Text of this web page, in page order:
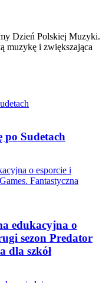
Dzień Polskiej Muzyki.
muzykę i zwiększająca
po Sudetach
edukacyjna o
sezon Predator
dla szkół